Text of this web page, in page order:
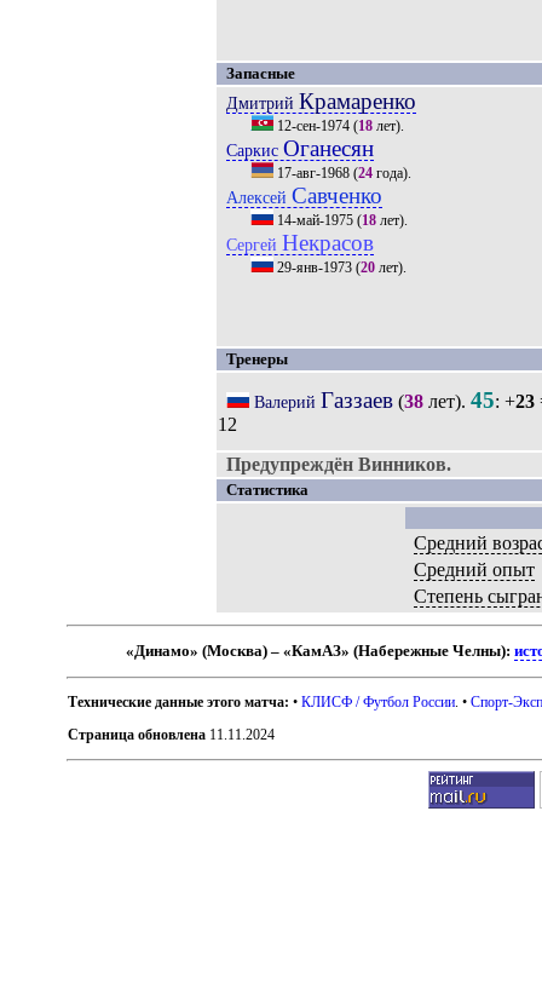
Запасные
Дмитрий Крамаренко
12-сен-1974(18лет).
Саркис Оганесян
17-авг-1968(24года).
Алексей Савченко
14-май-1975(18лет).
Сергей Некрасов
29-янв-1973(20лет).
Тренеры
Валерий Газзаев(38лет). 45: +23
12
Предупреждён Винников.
Статистика
Средний
Средний опыт
Степень
«Динамо» (Москва) – «КамАЗ» (Набережные Челны):
Технические данные этого матча: •КЛИСФ / Футбол России . •Спорт-
Страница обновлена 11.11.2024